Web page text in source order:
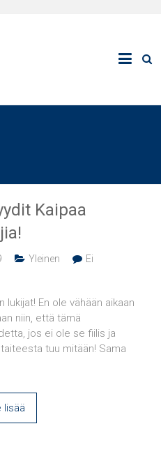
Kaipaa
Yleinen
Ei
En ole vähään aikaan
niin, että tämä
jos ei ole se fiilis ja
tuu mitään! Sama
lisää